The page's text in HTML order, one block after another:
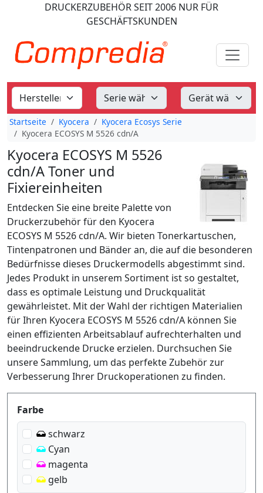
DRUCKERZUBEHÖRSEIT 2006 NUR FÜR
GESCHÄFTSKUNDEN
Startseite Kyocera
Kyocera Ecosys Serie
Kyocera ECOSYS M 5526 cdn/A
Kyocera ECOSYS M 5526
cdn/A Toner und
Fixiereinheiten
Entdecken Sie eine breite Palette von
Druckerzubehör für den Kyocera
ECOSYS M 5526 cdn/A. Wir bieten Tonerkartuschen,
Tintenpatronen und Bänder an, die auf die besonderen
Bedürfnisse dieses Druckermodells abgestimmt sind.
Jedes Produkt in unserem Sortiment ist so gestaltet,
dass es optimale Leistung und Druckqualität
gewährleistet. Mit der Wahl der richtigen Materialien
für Ihren Kyocera ECOSYS M 5526 cdn/A können Sie
einen effizienten Arbeitsablauf aufrechterhalten und
beeindruckende Drucke erzielen. Durchsuchen Sie
unsere Sammlung, um das perfekte Zubehör zur
Verbesserung Ihrer Druckoperationen zu finden.
Produktfilter
Farbe
schwarz
Cyan
magenta
gelb